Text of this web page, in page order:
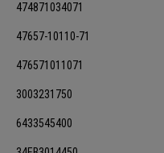
474871034071
47657-10110-71
476571011071
3003231750
6433545400